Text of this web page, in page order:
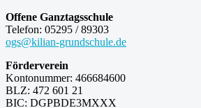
Offene Ganztagsschule
Telefon: 05295 / 89303
ogs@kilian-grundschule.de
Förderverein
Kontonummer: 466684600
BLZ: 472 601 21
BIC: DGPBDE3MXXX